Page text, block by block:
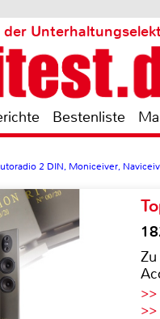
der
Bestenliste
2 DIN, Moniceiver,
>>